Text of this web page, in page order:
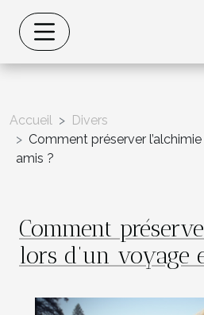
Accueil
Divers
Comment préserver
amis ?
Comment
lors d’un voyage